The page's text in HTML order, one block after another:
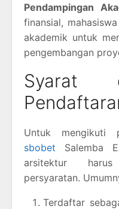
Pendampingan
finansial,
akademik untuk
pengembangan
Syarat
Untuk mengikuti
sbobet Salemba
arsitektur
persyaratan.
Terdaftar